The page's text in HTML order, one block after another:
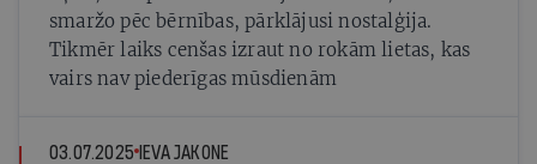
smaržo pēc bērnības, pārklājusi nostalģija.
Tikmēr laiks cenšas izraut no rokām lietas, kas
vairs nav piederīgas mūsdienām
03.07.2025 IEVA JAKONE